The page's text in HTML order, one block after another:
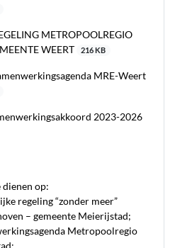
METROPOOLREGIO
WEERT
216 KB
MRE-Weert
2023-2026
dienen op:
regeling “zonder meer”
– gemeente Meierijstad;
Metropoolregio